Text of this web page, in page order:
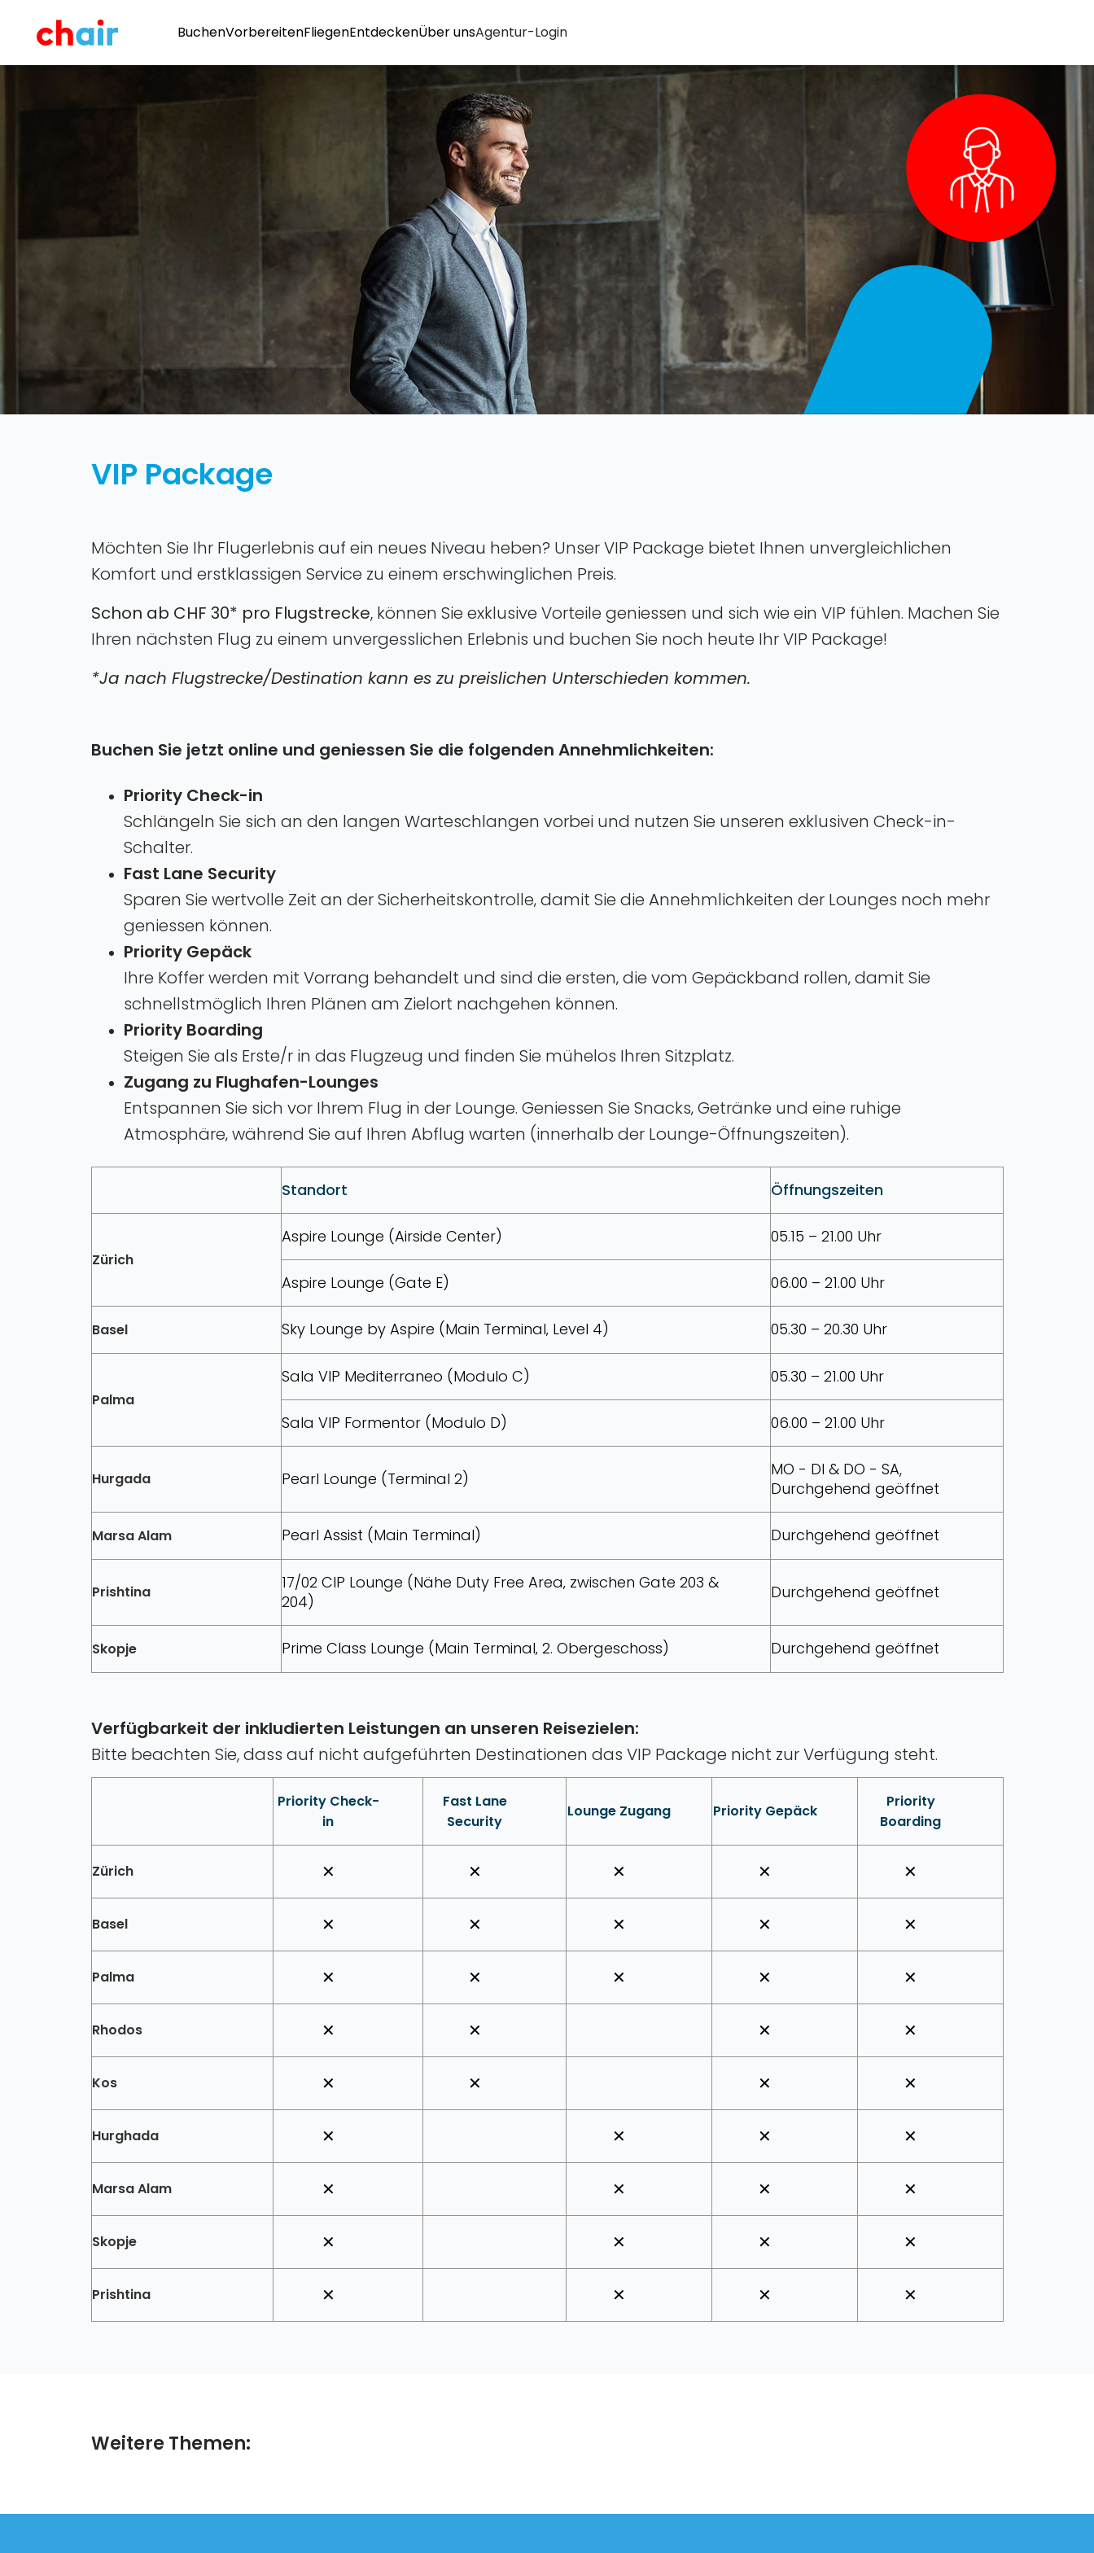
BuchenVorbereitenFliegenEntdeckenÜber unsAgentur-Login
VIP Package
Möchten Sie Ihr Flugerlebnis auf ein neues Niveau heben? Unser VIP Package bietet Ihnen unvergleichlichen
Komfort und erstklassigen Service zu einem erschwinglichen Preis.
Schon ab CHF 30* pro Flugstrecke, können Sie exklusive Vorteile geniessen und sich wie ein VIP fühlen. Machen Sie
Ihren nächsten Flug zu einem unvergesslichen Erlebnis und buchen Sie noch heute Ihr VIP Package!
*Ja nach Flugstrecke/Destination kann es zu preislichen Unterschieden kommen.
Buchen Sie jetzt online und geniessen Sie die folgenden Annehmlichkeiten:
Priority Check-in
Schlängeln Sie sich an den langen Warteschlangen vorbei und nutzen Sie unseren exklusiven Check-in-
Schalter.
Fast Lane Security
Sparen Sie wertvolle Zeit an der Sicherheitskontrolle‚ damit Sie die Annehmlichkeiten der Lounges noch mehr
geniessen können.
Priority Gepäck
Ihre Koffer werden mit Vorrang behandelt und sind die ersten‚ die vom Gepäckband rollen‚ damit Sie
schnellstmöglich Ihren Plänen am Zielort nachgehen können.
Priority Boarding
Steigen Sie als Erste/r in das Flugzeug und finden Sie mühelos Ihren Sitzplatz.
Zugang zu Flughafen-Lounges
Entspannen Sie sich vor Ihrem Flug in der Lounge. Geniessen Sie Snacks‚ Getränke und eine ruhige
Atmosphäre‚ während Sie auf Ihren Abflug warten (innerhalb der Lounge-Öffnungszeiten).
Standort Öffnungszeiten
Zürich
Aspire Lounge (Airside Center) 05.15 – 21.00 Uhr
Aspire Lounge (Gate E) 06.00 – 21.00 Uhr
Basel Sky Lounge by Aspire (Main Terminal‚ Level 4) 05.30 – 20.30 Uhr
Palma
Sala VIP Mediterraneo (Modulo C) 05.30 – 21.00 Uhr
Sala VIP Formentor (Modulo D) 06.00 – 21.00 Uhr
Hurgada Pearl Lounge (Terminal 2)
MO - DI & DO - SA,
Durchgehend geöffnet
Marsa Alam Pearl Assist (Main Terminal) Durchgehend geöffnet
Prishtina
17/02 CIP Lounge (Nähe Duty Free Area‚ zwischen Gate 203 &
204)
Durchgehend geöffnet
Skopje Prime Class Lounge (Main Terminal‚ 2. Obergeschoss) Durchgehend geöffnet
Verfügbarkeit der inkludierten Leistungen an unseren Reisezielen:
Bitte beachten Sie, dass auf nicht aufgeführten Destinationen das VIP Package nicht zur Verfügung steht.
Priority Check-
in
Fast Lane
Security
Lounge Zugang Priority Gepäck
Priority
Boarding
Zürich ✕ ✕ ✕ ✕ ✕
Basel ✕ ✕ ✕ ✕ ✕
Palma ✕ ✕ ✕ ✕ ✕
Rhodos ✕ ✕ ✕ ✕
Kos ✕ ✕ ✕ ✕
Hurghada ✕ ✕ ✕ ✕
Marsa Alam ✕ ✕ ✕ ✕
Skopje ✕ ✕ ✕ ✕
Prishtina ✕ ✕ ✕ ✕
Weitere Themen: